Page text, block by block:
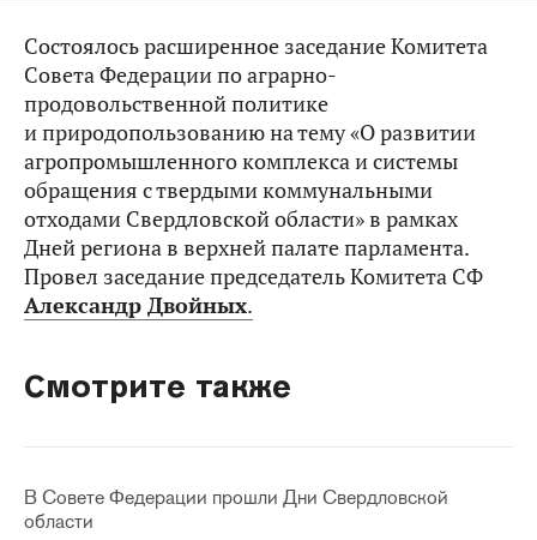
Состоялось расширенное заседание Комитета
Совета Федерации по аграрно-
продовольственной политике
и природопользованию на тему «О развитии
агропромышленного комплекса и системы
обращения с твердыми коммунальными
отходами Свердловской области» в рамках
Дней региона в верхней палате парламента.
Провел заседание председатель Комитета СФ
Александр Двойных.
Смотрите также
В Совете Федерации прошли Дни Свердловской
области